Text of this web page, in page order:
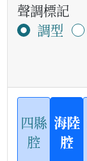
聲調標記
調型
四縣
腔
海陸
腔